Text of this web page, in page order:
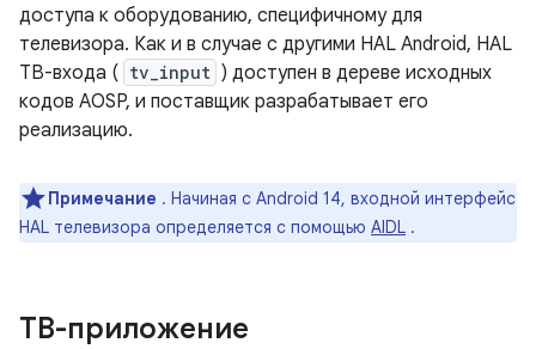
доступа к оборудованию, специфичному для
телевизора. Как и в случае с другими HAL Android, HAL
ТВ-входа ( tv_input ) доступен в дереве исходных
кодов AOSP, и поставщик разрабатывает его
реализацию.
Примечание . Начиная с Android 14, входной интерфейс
HAL телевизора определяется с помощью AIDL .
ТВ-приложение